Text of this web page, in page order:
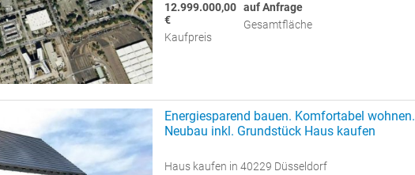
12.999.000,00
€
Kaufpreis
auf Anfrage
Gesamtfläche
Energiesparend bauen. Komfortabel wohnen.
Neubau inkl. Grundstück Haus kaufen
Haus kaufen in 40229 Düsseldorf